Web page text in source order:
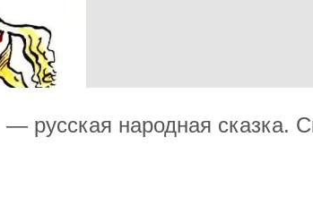
русская народная сказка.